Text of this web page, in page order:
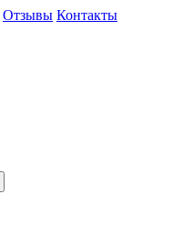
Отзывы Контакты